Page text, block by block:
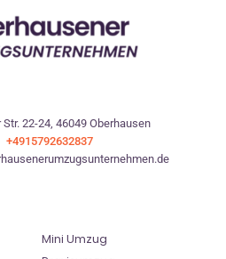
22-24, 46049 Oberhausen
+4915792632837
Mini Umzug